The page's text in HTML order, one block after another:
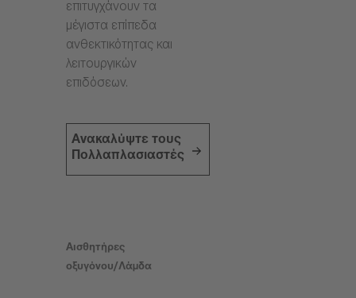
επιτυγχάνουν τα
μέγιστα επίπεδα
ανθεκτικότητας και
λειτουργικών
επιδόσεων.
Ανακαλύψτε τους
Πολλαπλασιαστές
Αισθητήρες
οξυγόνου/Λάμδα